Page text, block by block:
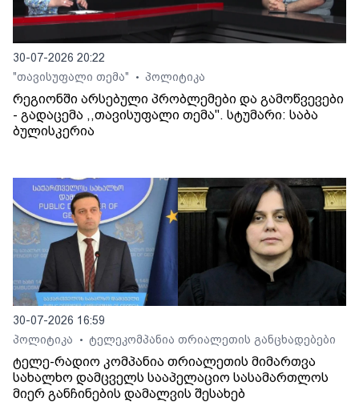
30-07-2026 20:22
"თავისუფალი თემა"
• პოლიტიკა
რეგიონში არსებული პრობლემები და გამოწვევები
- გადაცემა ,,თავისუფალი თემა". სტუმარი: საბა
ბულისკერია
30-07-2026 16:59
პოლიტიკა
• ტელეკომპანია თრიალეთის განცხადებები
ტელე-რადიო კომპანია თრიალეთის მიმართვა
სახალხო დამცველს სააპელაციო სასამართლოს
მიერ განჩინების დამალვის შესახებ